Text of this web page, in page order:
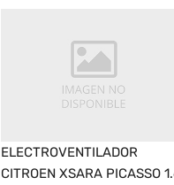
ELECTROVENTILADOR
CITROEN XSARA PICASSO